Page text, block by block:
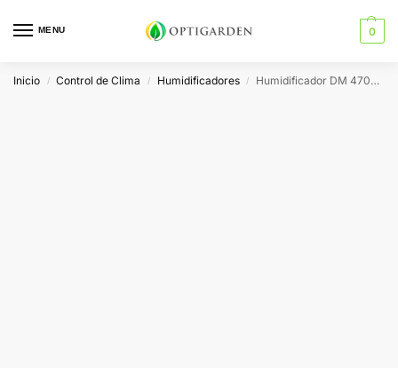
MENU 0
Inicio / Control de Clima / Humidificadores / Humidificador DM 4700 Dutch Masters